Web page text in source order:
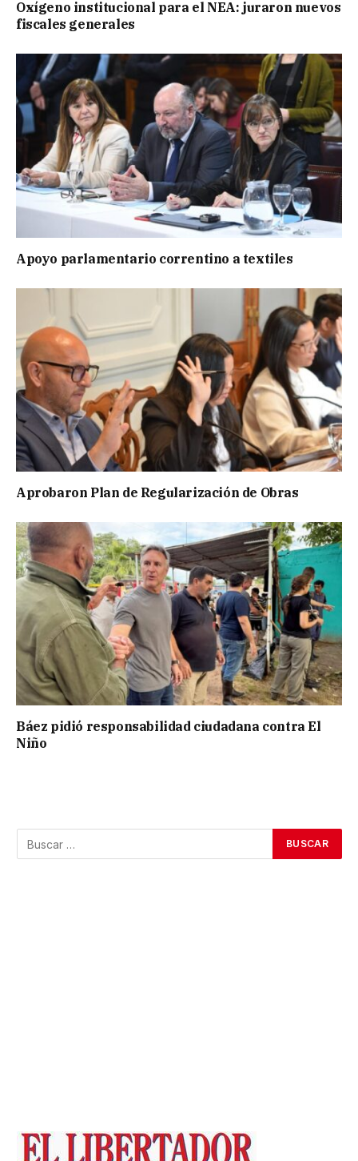
Oxígeno institucional para el NEA: juraron nuevos
fiscales generales
Apoyo parlamentario correntino a textiles
Aprobaron Plan de Regularización de Obras
Báez pidió responsabilidad ciudadana contra El
Niño